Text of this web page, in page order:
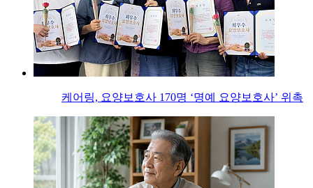
케어링, 요양보호사 170명 ‘명예 요양보호사’ 위촉